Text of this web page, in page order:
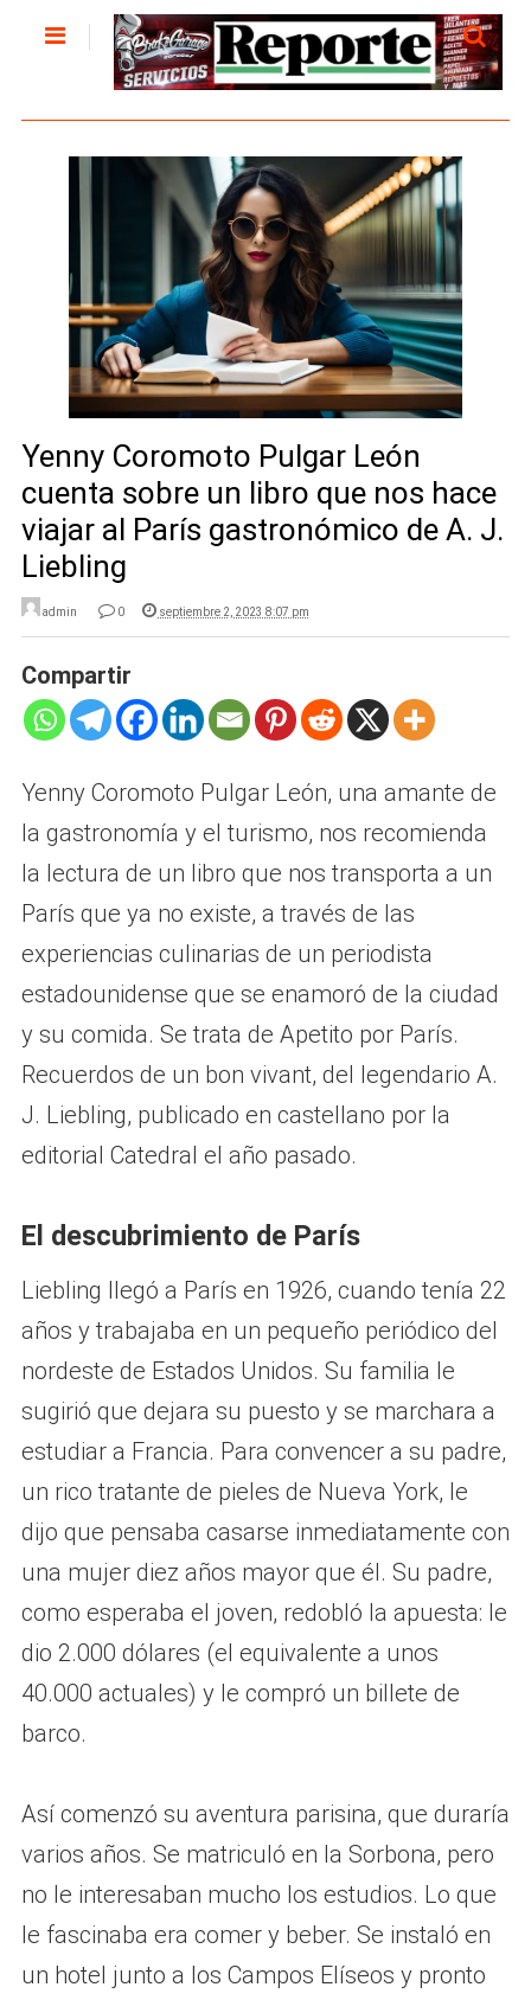
Yenny Coromoto Pulgar León
cuenta sobre un libro que nos hace
viajar al París gastronómico de A. J.
Liebling
admin 0 septiembre 2, 2023 8:07 pm
Compartir
Yenny Coromoto Pulgar León, una amante de
la gastronomía y el turismo, nos recomienda
la lectura de un libro que nos transporta a un
París que ya no existe, a través de las
experiencias culinarias de un periodista
estadounidense que se enamoró de la ciudad
y su comida. Se trata de Apetito por París.
Recuerdos de un bon vivant, del legendario A.
J. Liebling, publicado en castellano por la
editorial Catedral el año pasado.
El descubrimiento de París
Liebling llegó a París en 1926, cuando tenía 22
años y trabajaba en un pequeño periódico del
nordeste de Estados Unidos. Su familia le
sugirió que dejara su puesto y se marchara a
estudiar a Francia. Para convencer a su padre,
un rico tratante de pieles de Nueva York, le
dijo que pensaba casarse inmediatamente con
una mujer diez años mayor que él. Su padre,
como esperaba el joven, redobló la apuesta: le
dio 2.000 dólares (el equivalente a unos
40.000 actuales) y le compró un billete de
barco.
Así comenzó su aventura parisina, que duraría
varios años. Se matriculó en la Sorbona, pero
no le interesaban mucho los estudios. Lo que
le fascinaba era comer y beber. Se instaló en
un hotel junto a los Campos Elíseos y pronto